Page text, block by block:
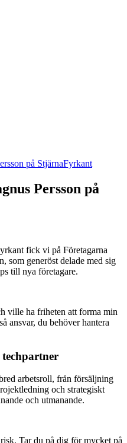
på StjärnaFyrkant
Persson på
fick vi på Företagarna
som generöst delade med sig
till nya företagare.
ville ha friheten att forma min
ansvar, du behöver hantera
arbetsroll, från försäljning
och strategiskt
och utmanande.
Tar du på dig för mycket på